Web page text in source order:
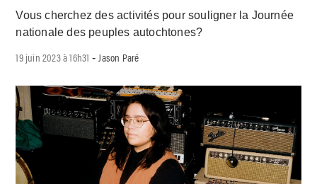
Vous cherchez des activités pour souligner la Journée
nationale des peuples autochtones?
19 juin 2023 à 16h31 - Jason Paré